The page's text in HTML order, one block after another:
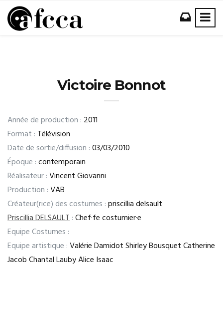
Victoire Bonnot
Année de production : 2011
Format : Télévision
Date de sortie/diffusion :03/03/2010
Époque :contemporain
Réalisateur :Vincent Giovanni
Production :VAB
Créateur(rice) des costumes :priscillia delsault
Priscillia DELSAULT:Chef·fe costumier·e
Equipe Costumes :
Equipe artistique :Valérie Damidot Shirley Bousquet Catherine
Jacob Chantal Lauby Alice Isaac